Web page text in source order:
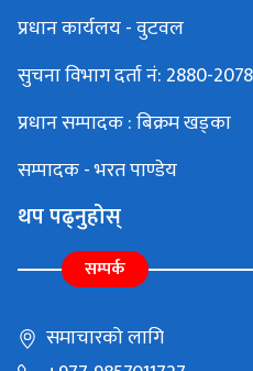
प्रधान कार्यलय - वुटवल
सुचना विभाग दर्ता नं: 2880-
प्रधान सम्पादक : बिक्रम खड्का
सम्पादक - भरत पाण्डेय
थप पढ्नुहोस्
सम्पर्क
समाचारको लागि